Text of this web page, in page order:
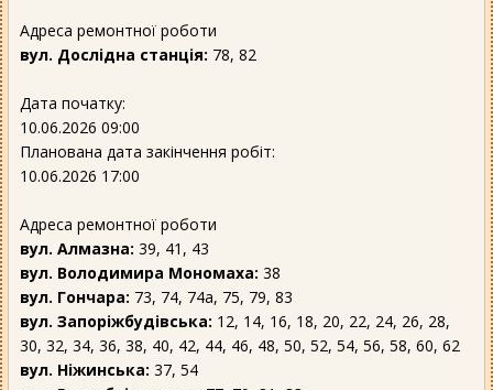
Адреса ремонтної роботи
вул. Дослідна станція: 78, 82
Дата початку:
10.06.2026 09:00
Планована дата закінчення робіт:
10.06.2026 17:00
Адреса ремонтної роботи
вул. Алмазна: 39, 41, 43
вул. Володимира Мономаха: 38
вул. Гончара: 73, 74, 74а, 75, 79, 83
вул. Запоріжбудівська: 12, 14, 16, 18, 20, 22, 24, 26, 28,
30, 32, 34, 36, 38, 40, 42, 44, 46, 48, 50, 52, 54, 56, 58, 60, 62
вул. Ніжинська: 37, 54